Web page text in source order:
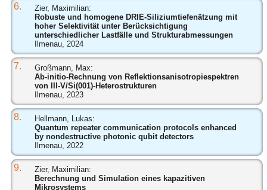
6.
Zier, Maximilian:
Robuste und homogene DRIE-Siliziumtiefenätzung mit
hoher Selektivität unter Berücksichtigung
unterschiedlicher Lastfälle und Strukturabmessungen
Ilmenau, 2024
7.
Großmann, Max:
Ab-initio-Rechnung von Reflektionsanisotropiespektren
von III-V/Si(001)-Heterostrukturen
Ilmenau, 2023
8.
Hellmann, Lukas:
Quantum repeater communication protocols enhanced
by nondestructive photonic qubit detectors
Ilmenau, 2022
9.
Zier, Maximilian:
Berechnung und Simulation eines kapazitiven
Mikrosystems